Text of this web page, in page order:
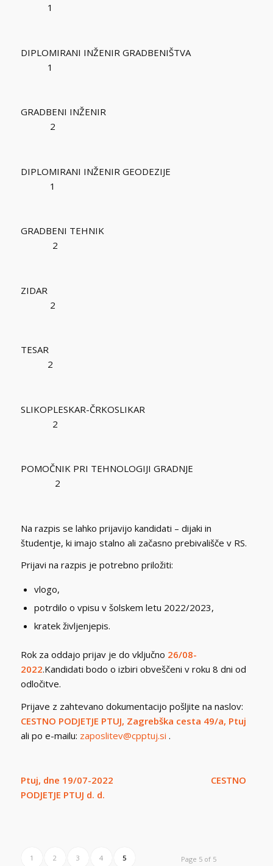
1
DIPLOMIRANI INŽENIR GRADBENIŠTVA
1
GRADBENI INŽENIR
2
DIPLOMIRANI INŽENIR GEODEZIJE
1
GRADBENI TEHNIK
2
ZIDAR
2
TESAR
2
SLIKOPLESKAR-ČRKOSLIKAR
2
POMOČNIK PRI TEHNOLOGIJI GRADNJE
2
Na razpis se lahko prijavijo kandidati – dijaki in
študentje, ki imajo stalno ali začasno prebivališče v RS.
Prijavi na razpis je potrebno priložiti:
vlogo,
potrdilo o vpisu v šolskem letu 2022/2023,
kratek življenjepis.
Rok za oddajo prijav je do vključno 26/08-
2022.Kandidati bodo o izbiri obveščeni v roku 8 dni od
odločitve.
Prijave z zahtevano dokumentacijo pošljite na naslov:
CESTNO PODJETJE PTUJ, Zagrebška cesta 49/a, Ptuj
ali po e-mailu: zaposlitev@cpptuj.si .
Ptuj, dne 19/07-2022 CESTNO
PODJETJE PTUJ d. d.
Page 5 of 5
1 2 3 4 5